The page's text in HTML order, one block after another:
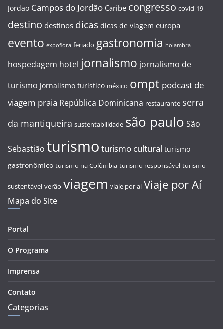
Jordao Campos do Jordão Caribe congresso covid-19
destino destinos dicas dicas de viagem europa
evento expoflora feriado gastronomia holambra
hospedagem hotel jornalismo jornalismo de
turismo jornalismo turístico méxico ompt podcast de
viagem praia República Dominicana restaurante serra
da mantiqueira sustentabilidade são paulo São
Sebastião turismo turismo cultural turismo
gastronômico turismo na Colômbia turismo responsável turismo
sustentável verão viagem viaje por ai Viaje por Aí
Mapa do Site
Portal
O Programa
Imprensa
Contato
Categorias